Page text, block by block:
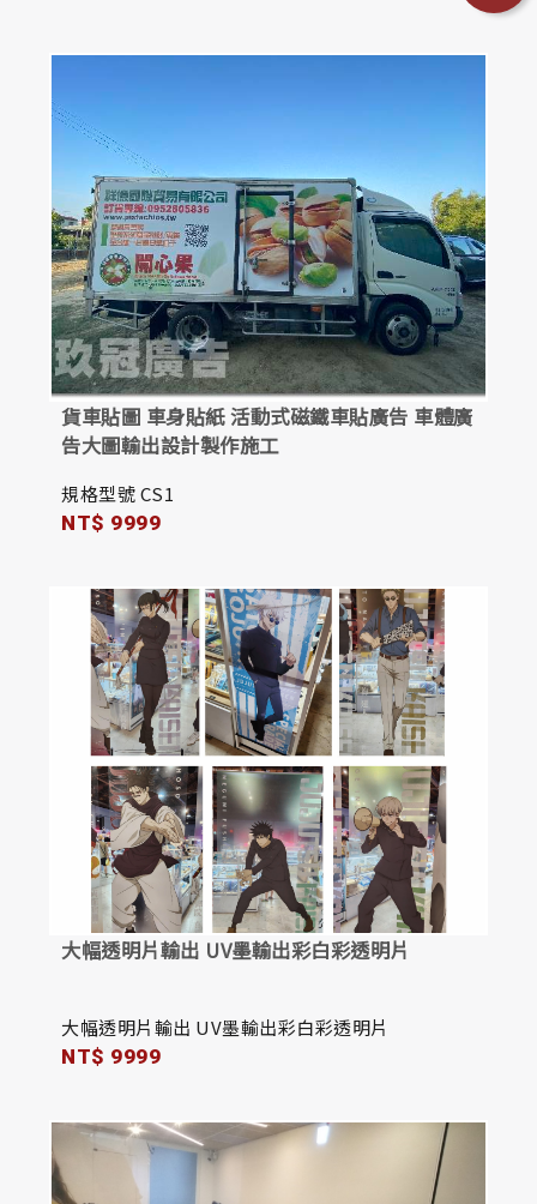
貨車貼圖 車身貼紙 活動式磁鐵車貼廣告 車體廣
告大圖輸出設計製作施工
規格型號 CS1
NT$ 9999
大幅透明片輸出 UV墨輸出彩白彩透明片
大幅透明片輸出 UV墨輸出彩白彩透明片
NT$ 9999